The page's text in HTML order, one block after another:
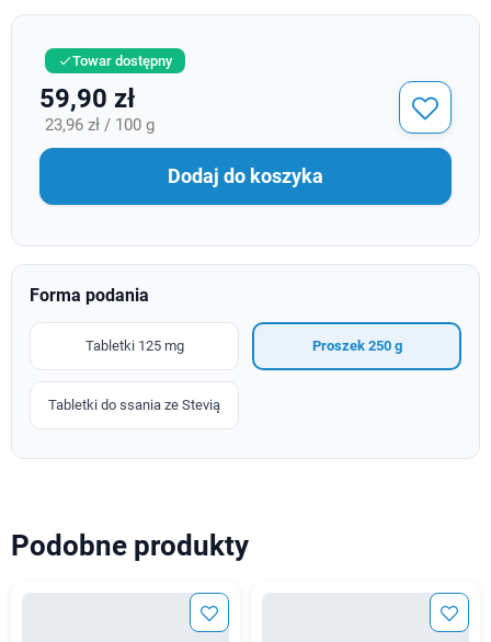
Towar dostępny
59,90 zł
23,96 zł / 100 g
Dodaj do koszyka
Forma podania
Tabletki 125 mg Proszek 250 g
Tabletki do ssania ze Stevią
Podobne produkty